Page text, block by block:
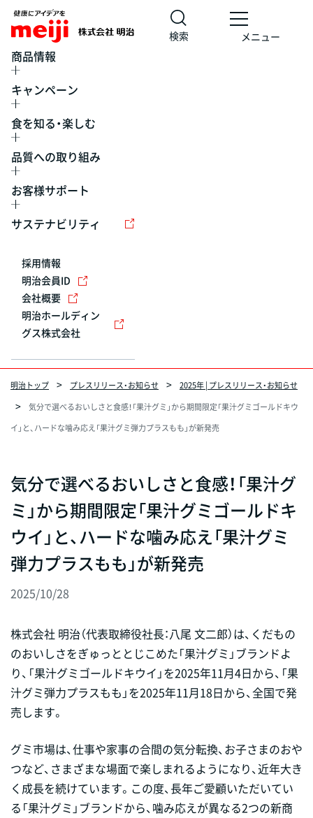
検索 メニュー
商品情報
キャンペーン
食を知る・楽しむ
品質への取り組み
お客様サポート
サステナビリティ
採用情報
明治会員ID
会社概要
明治ホールディン
グス株式会社
明治トップ プレスリリース・お知らせ
2025年 | プレスリリース・お知らせ
気分で選べるおいしさと食感！「果汁グミ」から期間限定「果汁グミゴールドキウ
イ」と、ハードな噛み応え「果汁グミ弾力プラスもも」が新発売
気分で選べるおいしさと食感！「果汁グ
ミ」から期間限定「果汁グミゴールドキ
ウイ」と、ハードな噛み応え「果汁グミ
弾力プラスもも」が新発売
2025/10/28
株式会社 明治（代表取締役社長：八尾 文二郎）は、くだもの
のおいしさをぎゅっととじこめた「果汁グミ」ブランドよ
り、「果汁グミゴールドキウイ」を2025年11月4日から、「果
汁グミ弾力プラスもも」を2025年11月18日から、全国で発
売します。
グミ市場は、仕事や家事の合間の気分転換、お子さまのおや
つなど、さまざまな場面で楽しまれるようになり、近年大き
く成長を続けています。この度、長年ご愛顧いただいてい
る「果汁グミ」ブランドから、噛み応えが異なる2つの新商